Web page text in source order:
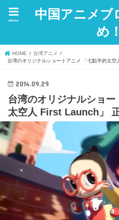
中国アニメブ
め！
menu
HOME
台湾アニメ
台湾のオリジナルショートアニメ 「七點半的太
2014.09.29
台湾のオリジナルショ
太空人 First Launch」